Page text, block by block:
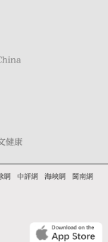
健康
網 中評網 海峽網
閩南網